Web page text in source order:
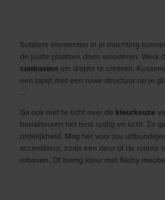
Subtiele elementen in je inrichting
de juiste plaatsen doen wonderen. Werk
contrasten om diepte te creëren.
een tapijt met een ruwe structuur op je
…
Ga ook niet te licht over de kleurkeuze
basiskleuren het best rustig en licht. Zo
ordelijkheid. Mag het voor jou
accentkleur, zoals een deur of de ruimte
erboven. Of breng kleur met flashy